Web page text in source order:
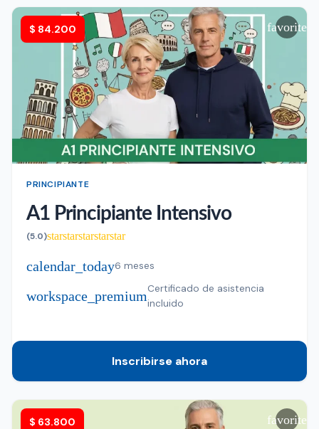
$ 84.200 favorite
PRINCIPIANTE
A1 Principiante Intensivo
(5.0)starstarstarstarstar
calendar_today6 meses
workspace_premiumCertificado de asistencia
incluido
Inscribirse ahora
$ 63.800 favorite